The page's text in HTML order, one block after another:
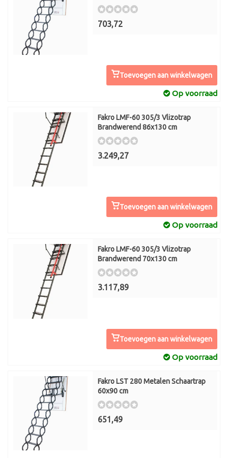
703,72
Toevoegen aan winkelwagen
Op voorraad
Fakro LMF-60 305/3 Vlizotrap
Brandwerend 86x130 cm
3.249,27
Toevoegen aan winkelwagen
Op voorraad
Fakro LMF-60 305/3 Vlizotrap
Brandwerend 70x130 cm
3.117,89
Toevoegen aan winkelwagen
Op voorraad
Fakro LST 280 Metalen Schaartrap
60x90 cm
651,49